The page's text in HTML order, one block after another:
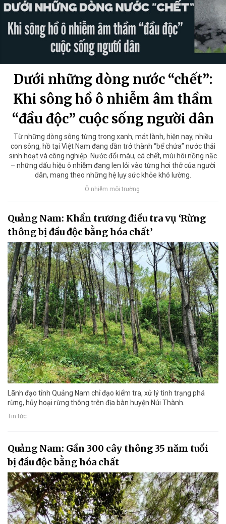
Dưới những dòng nước “chết”:
Khi sông hồ ô nhiễm âm thầm
“đầu độc” cuộc sống người dân
Từ những dòng sông từng trong xanh, mát lành, hiện nay, nhiều
con sông, hồ tại Việt Nam đang dần trở thành “bể chứa” nước thải
sinh hoạt và công nghiệp. Nước đổi màu, cá chết, mùi hôi nồng nặc
– những dấu hiệu ô nhiễm đang len lỏi vào từng hơi thở của người
dân, mang theo những hệ lụy sức khỏe khó lường.
Ô nhiễm môi trường
Quảng Nam: Khẩn trương điều tra vụ ‘Rừng
thông bị đầu độc bằng hóa chất’
Lãnh đạo tỉnh Quảng Nam chỉ đạo kiểm tra, xử lý tình trạng phá
rừng, hủy hoại rừng thông trên địa bàn huyện Núi Thành.
Tin tức
Quảng Nam: Gần 300 cây thông 35 năm tuổi
bị đầu độc bằng hóa chất